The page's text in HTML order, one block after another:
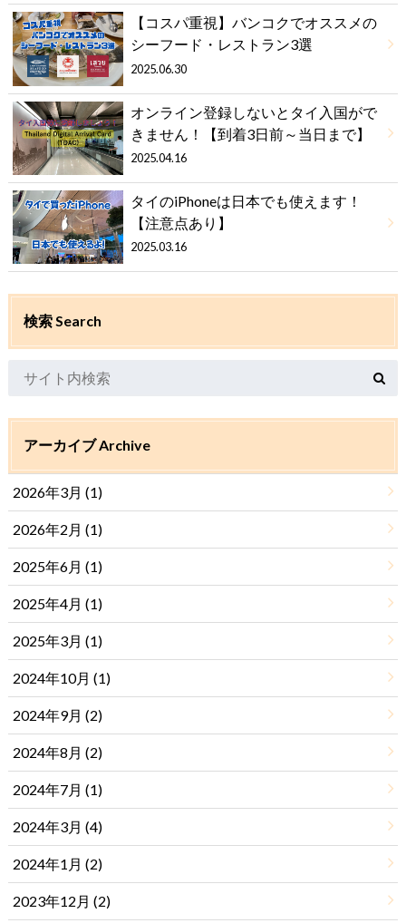
【コスパ重視】バンコクでオススメの
シーフード・レストラン3選
2025.06.30
オンライン登録しないとタイ入国がで
きません！【到着3日前～当日まで】
2025.04.16
タイのiPhoneは日本でも使えます！
【注意点あり】
2025.03.16
検索 Search
アーカイブ Archive
2026年3月 (1)
2026年2月 (1)
2025年6月 (1)
2025年4月 (1)
2025年3月 (1)
2024年10月 (1)
2024年9月 (2)
2024年8月 (2)
2024年7月 (1)
2024年3月 (4)
2024年1月 (2)
2023年12月 (2)